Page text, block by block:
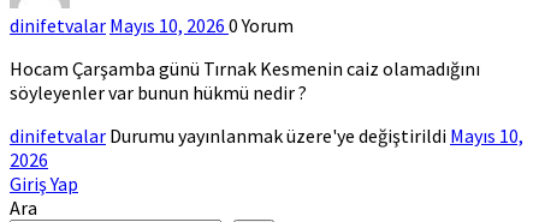
dinifetvalar Mayıs 10, 2026 0Yorum
Hocam Çarşamba günü Tırnak Kesmenin caiz olamadığını
söyleyenler var bunun hükmü nedir ?
dinifetvalar Durumu yayınlanmak üzere'ye değiştirildi Mayıs 10,
2026
Giriş Yap
Ara